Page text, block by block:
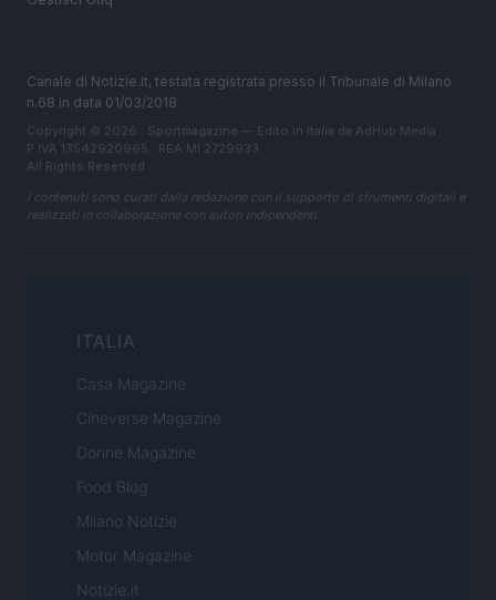
Canale di Notizie.it, testata registrata presso il Tribunale di Milano
n.68 in data 01/03/2018
Copyright © 2026 · Sportmagazine — Edito in Italia da AdHub Media
P.IVA 13542920965 · REA MI 2729933
All Rights Reserved
I contenuti sono curati dalla redazione con il supporto di strumenti digitali e
realizzati in collaborazione con autori indipendenti.
ITALIA
Casa Magazine
Cineverse Magazine
Donne Magazine
Food Blog
Milano Notizie
Motor Magazine
Notizie.it